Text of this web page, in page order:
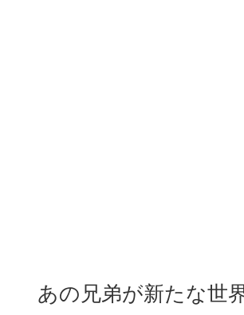
あの兄弟が新たな世